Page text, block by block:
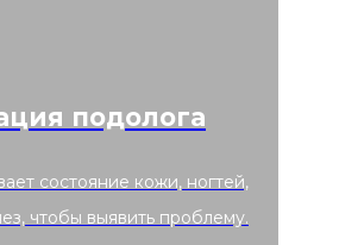
подолога
состояние кожи, ногтей,
чтобы выявить проблему.